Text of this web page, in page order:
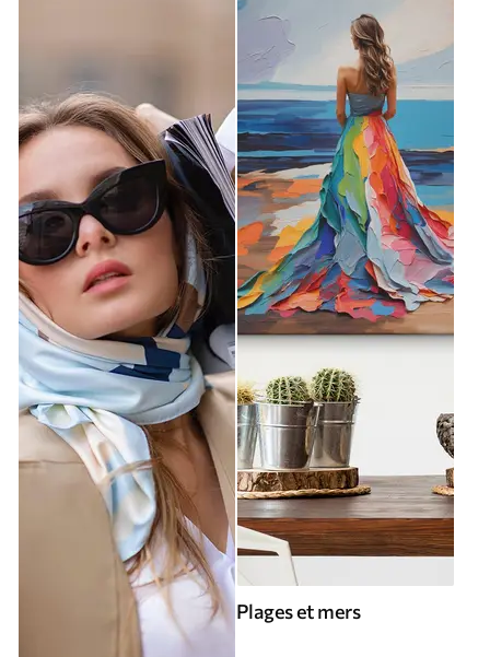
Plages et mers